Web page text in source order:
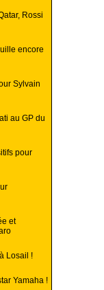
Rossi
encore
Sylvain
au GP du
pour
et
Losail !
Yamaha !